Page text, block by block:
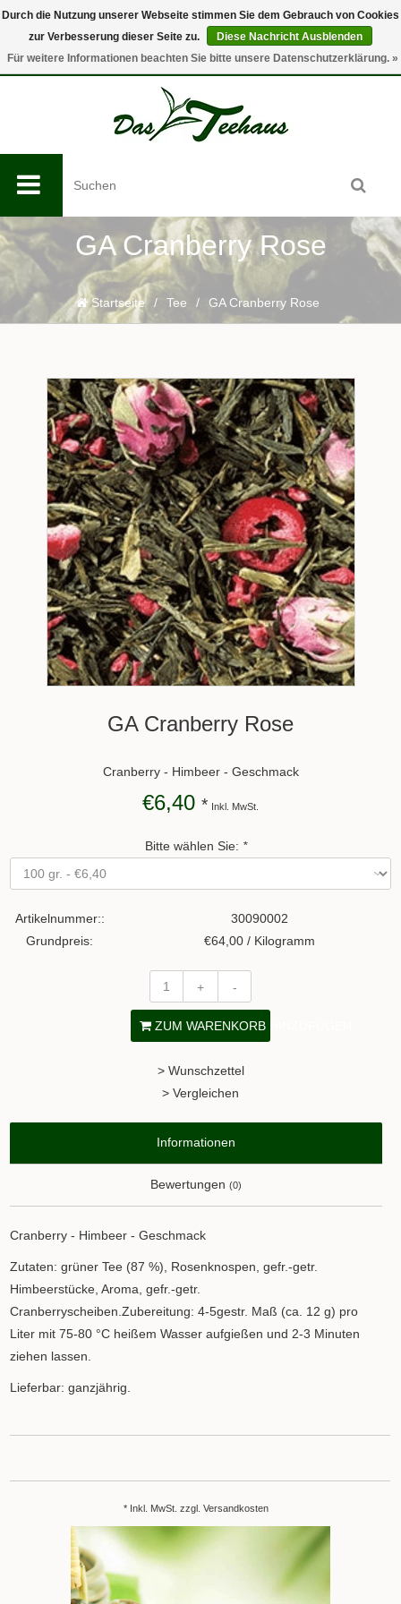
0
GA Cranberry Rose
Startseite / Tee / GA Cranberry Rose
GA Cranberry Rose
Cranberry - Himbeer - Geschmack
€6,40 * Inkl. MwSt.
Bitte wählen Sie: *
Artikelnummer::
30090002
Grundpreis:
€64,00 / Kilogramm
+ -
ZUM WARENKORB HINZUFÜGEN
> Wunschzettel
> Vergleichen
Informationen
Bewertungen (0)
Cranberry - Himbeer - Geschmack
Zutaten: grüner Tee (87 %), Rosenknospen, gefr.-getr.
Himbeerstücke, Aroma, gefr.-getr.
Cranberryscheiben.Zubereitung: 4-5gestr. Maß (ca. 12 g) pro
Liter mit 75-80 °C heißem Wasser aufgießen und 2-3 Minuten
ziehen lassen.
Lieferbar: ganzjährig.
* Inkl. MwSt. zzgl. Versandkosten
Durch die Nutzung unserer Webseite stimmen Sie dem Gebrauch von Cookies
zur Verbesserung dieser Seite zu.
Diese Nachricht Ausblenden
Für weitere Informationen beachten Sie bitte unsere Datenschutzerklärung. »